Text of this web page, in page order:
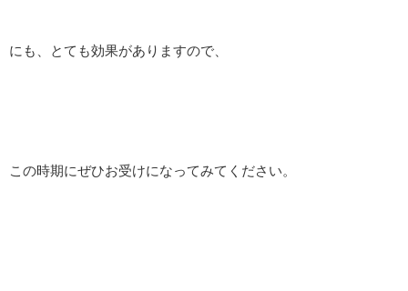
にも、とても効果がありますので、
この時期にぜひお受けになってみてください。